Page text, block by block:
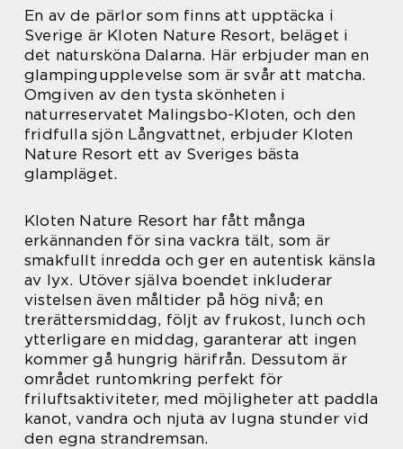
En av de pärlor som finns att upptäcka i
Sverige är Kloten Nature Resort, beläget i
det natursköna Dalarna. Här erbjuder man en
glampingupplevelse som är svår att matcha.
Omgiven av den tysta skönheten i
naturreservatet Malingsbo-Kloten, och den
fridfulla sjön Långvattnet, erbjuder Kloten
Nature Resort ett av Sveriges bästa
glampläget.
Kloten Nature Resort har fått många
erkännanden för sina vackra tält, som är
smakfullt inredda och ger en autentisk känsla
av lyx. Utöver själva boendet inkluderar
vistelsen även måltider på hög nivå; en
trerättersmiddag, följt av frukost, lunch och
ytterligare en middag, garanterar att ingen
kommer gå hungrig härifrån. Dessutom är
området runtomkring perfekt för
friluftsaktiviteter, med möjligheter att paddla
kanot, vandra och njuta av lugna stunder vid
den egna strandremsan.